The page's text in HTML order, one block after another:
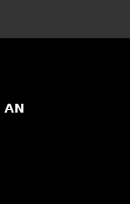
AN